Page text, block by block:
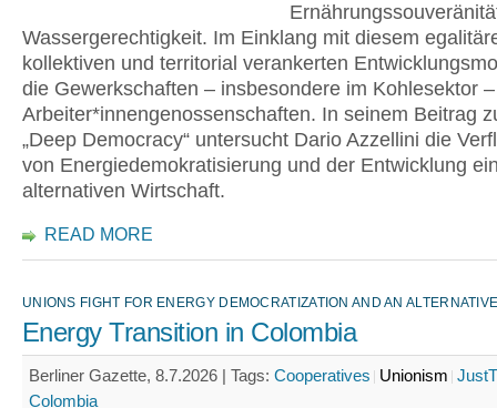
Wassergerechtigkeit. Im Einklang mit diesem
kollektiven und territorial verankerten
die Gewerkschaften – insbesondere im Kohlesektor –
Arbeiter*innengenossenschaften. In seinem Beitrag
„Deep Democracy“ untersucht Dario Azzellini die
von Energiedemokratisierung und der Entwicklung
alternativen Wirtschaft.
READ MORE
UNIONS FIGHT FOR ENERGY DEMOCRATIZATION AND AN
Energy Transition in Colombia
Berliner Gazette, 8.7.2026 | Tags: Cooperatives Unionism
Colombia